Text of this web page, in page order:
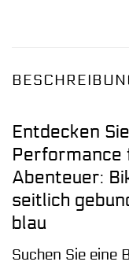
Entdecken
Abenteuer:
seitlich
blau
Suchen Sie eine